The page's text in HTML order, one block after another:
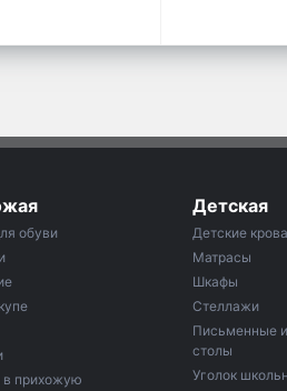
обуви
в прихожую
Детская
Детские
Матрасы
Шкафы
Стеллажи
Письменные
столы
Уголок